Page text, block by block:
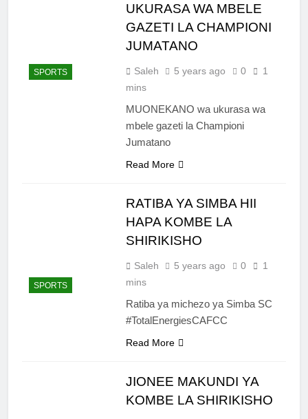
SPORTS
UKURASA WA MBELE
GAZETI LA CHAMPIONI
JUMATANO
Saleh 5 years ago 0
1
mins
MUONEKANO wa ukurasa wa
mbele gazeti la Championi
Jumatano
Read More
SPORTS
RATIBA YA SIMBA HII
HAPA KOMBE LA
SHIRIKISHO
Saleh 5 years ago 0
1
mins
Ratiba ya michezo ya Simba SC
#TotalEnergiesCAFCC
Read More
JIONEE MAKUNDI YA
KOMBE LA SHIRIKISHO